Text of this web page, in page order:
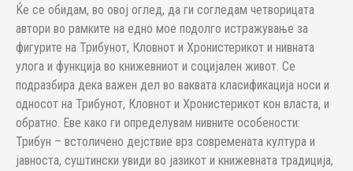
Ќе се обидам, во овој оглед, да ги согледам четворицата
автори во рамките на едно мое подолго истражување за
фигурите на Трибунот, Кловнот и Хронистерикот и нивната
улога и функција во книжевниот и социјален живот. Се
подразбира дека важен дел во ваквата класификација носи и
односот на Трибунот, Кловнот и Хронистерикот кон власта, и
обратно. Еве како ги определувам нивните особености:
Трибун – встоличено дејствие врз современата култура и
јавноста, суштински увиди во јазикот и книжевната традиција,